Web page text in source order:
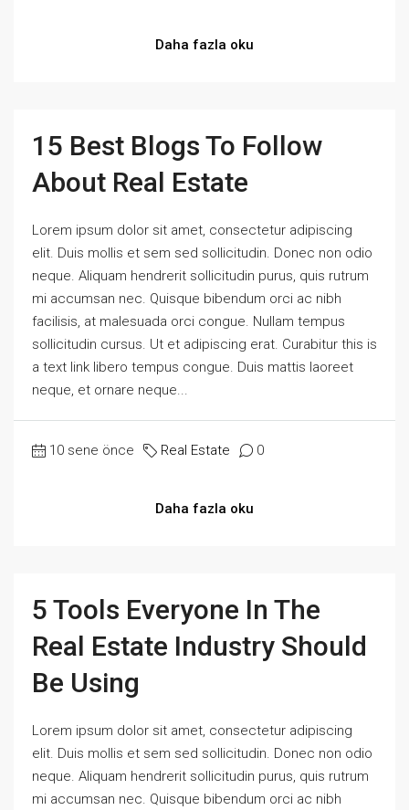
Daha fazla oku
15 Best Blogs To Follow
About Real Estate
Lorem ipsum dolor sit amet, consectetur adipiscing
elit. Duis mollis et sem sed sollicitudin. Donec non odio
neque. Aliquam hendrerit sollicitudin purus, quis rutrum
mi accumsan nec. Quisque bibendum orci ac nibh
facilisis, at malesuada orci congue. Nullam tempus
sollicitudin cursus. Ut et adipiscing erat. Curabitur this is
a text link libero tempus congue. Duis mattis laoreet
neque, et ornare neque...
10 sene önce Real Estate 0
Daha fazla oku
5 Tools Everyone In The
Real Estate Industry Should
Be Using
Lorem ipsum dolor sit amet, consectetur adipiscing
elit. Duis mollis et sem sed sollicitudin. Donec non odio
neque. Aliquam hendrerit sollicitudin purus, quis rutrum
mi accumsan nec. Quisque bibendum orci ac nibh